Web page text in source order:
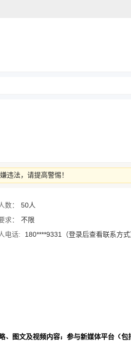
违法，请提高警惕！
数：
50人
求：
不限
电话:
180****9331（登录后查看联系方式
图文及视频内容参与新媒体平台包